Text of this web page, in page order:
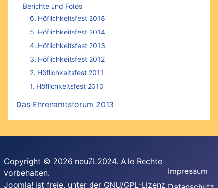
Berichte und Fotos
6. Höflichkeitsfest 2018
5. Höflichkeitsfest 2014
4. Höflichkeitsfest 2013
3. Höflichkeitsfest 2012
2. Höflichkeitsfest 2011
1. Höflichkeitsfest 2010
Das Ehrenamtsforum 2013
Copyright © 2026 neuZL2024. Alle Rechte
vorbehalten.
Joomla! ist freie, unter der GNU/GPL-Lizenz
Impressum